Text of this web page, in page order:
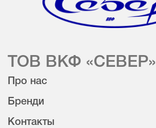
ТОВ ВКФ «СЕВЕР»
Про нас
Бренди
Контакты